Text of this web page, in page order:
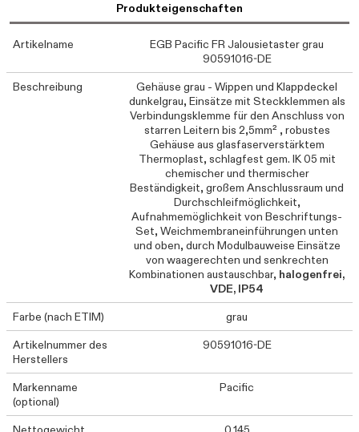
Produkteigenschaften
Artikelname
EGB Pacific FR Jalousietaster grau
90591016-DE
Beschreibung
Gehäuse grau - Wippen und Klappdeckel
dunkelgrau, Einsätze mit Steckklemmen als
Verbindungsklemme für den Anschluss von
starren Leitern bis 2,5mm² , robustes
Gehäuse aus glasfaserverstärktem
Thermoplast, schlagfest gem. IK 05 mit
chemischer und thermischer
Beständigkeit, großem Anschlussraum und
Durchschleifmöglichkeit,
Aufnahmemöglichkeit von Beschriftungs-
Set, Weichmembraneinführungen unten
und oben, durch Modulbauweise Einsätze
von waagerechten und senkrechten
Kombinationen austauschbar, halogenfrei,
VDE, IP54
Farbe (nach ETIM)
grau
Artikelnummer des
Herstellers
90591016-DE
Markenname
(optional)
Pacific